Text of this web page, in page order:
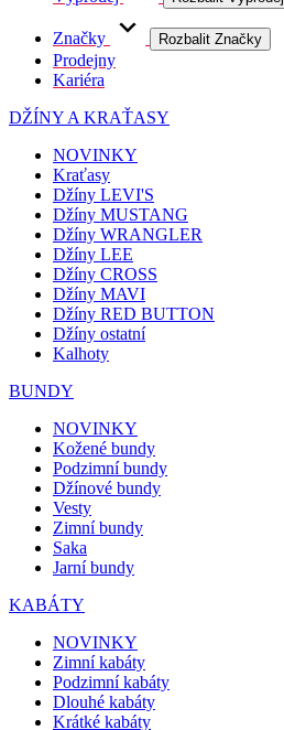
Značky Rozbalit Značky
Prodejny
Kariéra
DŽÍNY A KRAŤASY
NOVINKY
Kraťasy
Džíny LEVI'S
Džíny MUSTANG
Džíny WRANGLER
Džíny LEE
Džíny CROSS
Džíny MAVI
Džíny RED BUTTON
Džíny ostatní
Kalhoty
BUNDY
NOVINKY
Kožené bundy
Podzimní bundy
Džínové bundy
Vesty
Zimní bundy
Saka
Jarní bundy
KABÁTY
NOVINKY
Zimní kabáty
Podzimní kabáty
Dlouhé kabáty
Krátké kabáty